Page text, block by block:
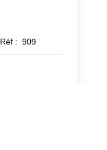
Réf : 909